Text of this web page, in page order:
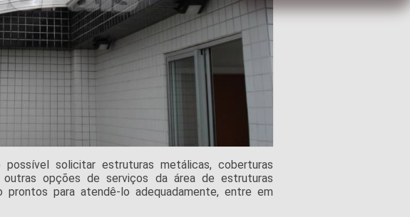
solicitar estruturas metálicas, coberturas
outras opções de serviços da área de estruturas
prontos para atendê-lo adequadamente, entre em